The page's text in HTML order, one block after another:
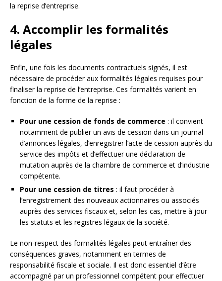
la reprise d’entreprise.
4. Accomplir les formalités
légales
Enfin, une fois les documents contractuels signés, il est
nécessaire de procéder aux formalités légales requises pour
finaliser la reprise de l’entreprise. Ces formalités varient en
fonction de la forme de la reprise :
Pour une cession de fonds de commerce : il convient
notamment de publier un avis de cession dans un journal
d’annonces légales, d’enregistrer l’acte de cession auprès du
service des impôts et d’effectuer une déclaration de
mutation auprès de la chambre de commerce et d’industrie
compétente.
Pour une cession de titres : il faut procéder à
l’enregistrement des nouveaux actionnaires ou associés
auprès des services fiscaux et, selon les cas, mettre à jour
les statuts et les registres légaux de la société.
Le non-respect des formalités légales peut entraîner des
conséquences graves, notamment en termes de
responsabilité fiscale et sociale. Il est donc essentiel d’être
accompagné par un professionnel compétent pour effectuer